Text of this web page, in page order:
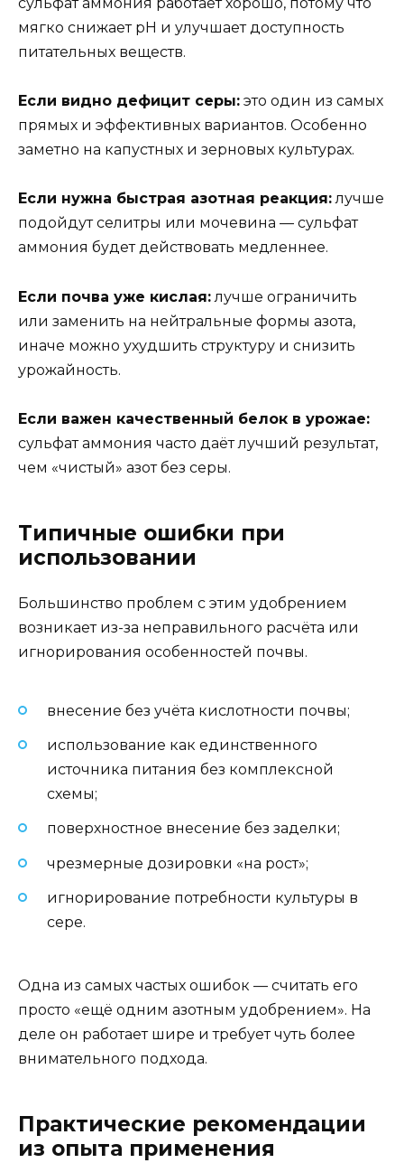
мягко снижает pH и улучшает доступность
питательных веществ.
Если видно дефицит серы: это один из самых
прямых и эффективных вариантов. Особенно
заметно на капустных и зерновых культурах.
Если нужна быстрая азотная реакция:лучше
подойдут селитры или мочевина — сульфат
аммония будет действовать медленнее.
Если почва уже кислая: лучше ограничить
или заменить на нейтральные формы азота,
иначе можно ухудшить структуру и снизить
урожайность.
Если важен качественный белок в урожае:
сульфат аммония часто даёт лучший результат,
чем «чистый» азот без серы.
Типичные ошибки при
использовании
Большинство проблем с этим удобрением
возникает из-за неправильного расчёта или
игнорирования особенностей почвы.
внесение без учёта кислотности почвы;
использование как единственного
источника питания без комплексной
схемы;
поверхностное внесение без заделки;
чрезмерные дозировки «на рост»;
игнорирование потребности культуры в
сере.
Одна из самых частых ошибок — считать его
просто «ещё одним азотным удобрением». На
деле он работает шире и требует чуть более
внимательного подхода.
Практические рекомендации
из опыта применения